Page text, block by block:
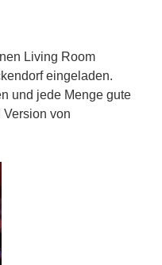
Living Room
eingeladen.
und jede Menge gute
von